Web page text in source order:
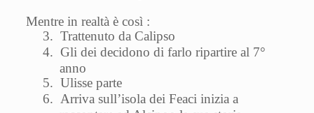
Mentre in realtà è così :
3. Trattenuto da Calipso
4. Gli dei decidono di farlo ripartire al 7°
anno
5. Ulisse parte
6.
Arriva sull’isola dei Feaci inizia a